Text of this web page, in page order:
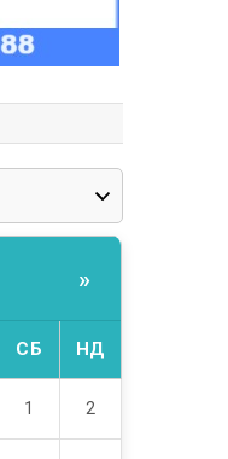
»
СБ НД
1 2